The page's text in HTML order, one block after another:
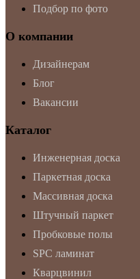
Подбор по фото
О компании
Дизайнерам
Блог
Вакансии
Каталог
Инженерная доска
Паркетная доска
Массивная доска
Штучный паркет
Пробковые полы
SPC ламинат
Кварцвинил